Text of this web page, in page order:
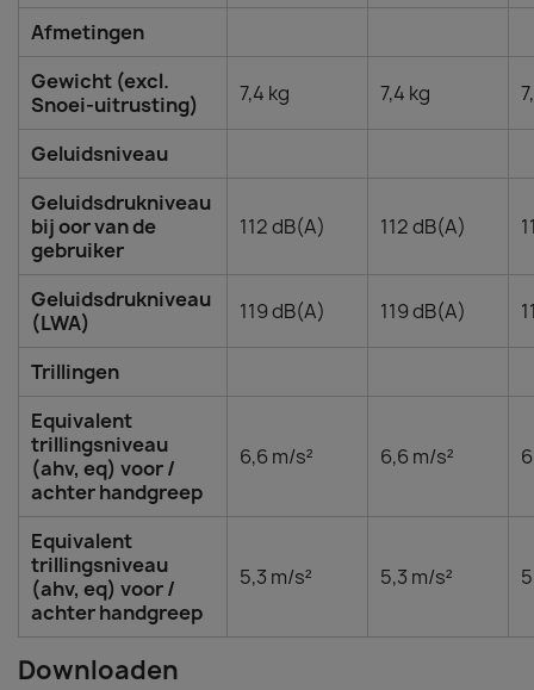
Afmetingen
Gewicht (excl.
Snoei-uitrusting)
7,4 kg 7,4 kg
Geluidsniveau
Geluidsdrukniveau
bij oor van de
gebruiker
112 dB(A) 112 dB(A)
Geluidsdrukniveau
(LWA)
119 dB(A) 119 dB(A)
Trillingen
Equivalent
trillingsniveau
(ahv, eq) voor /
achter handgreep
6,6 m/s² 6,6 m/s²
Equivalent
trillingsniveau
(ahv, eq) voor /
achter handgreep
5,3 m/s² 5,3 m/s²
Downloaden